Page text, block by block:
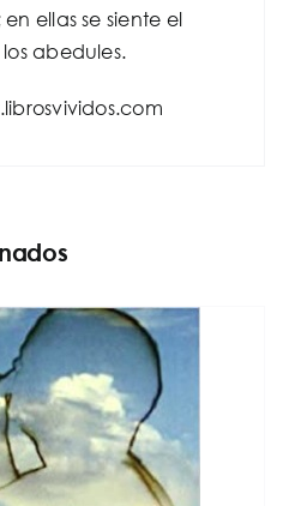
ellas se siente el
abedules.